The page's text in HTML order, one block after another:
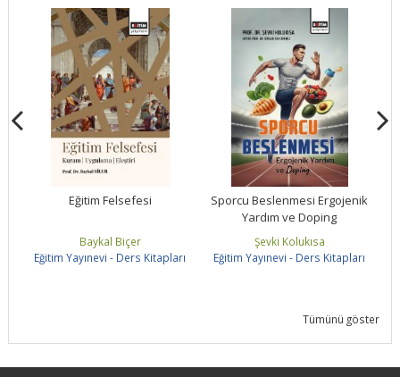
Eğitim Felsefesi
Baykal Biçer
Eğitim Yayınevi - Ders Kitapları
Sporcu Beslenmesi Ergojenik
Yardım ve Doping
Şevki Kolukısa
Eğitim Yayınevi - Ders Kitapları
Tümünü göster